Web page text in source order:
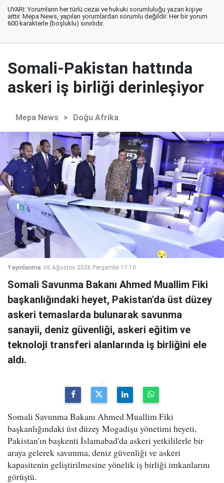
UYARI: Yorumların her türlü cezai ve hukuki sorumluluğu yazan kişiye
aittir. Mepa News, yapılan yorumlardan sorumlu değildir. Her bir yorum
600 karakterle (boşluklu) sınırlıdır.
Somali-Pakistan hattında
askeri iş birliği derinleşiyor
Mepa News > Doğu Afrika
Yayınlanma: 06 Ağustos 2026 Perşembe 17:10
Somali Savunma Bakanı Ahmed Muallim Fiki
başkanlığındaki heyet, Pakistan'da üst düzey
askeri temaslarda bulunarak savunma
sanayii, deniz güvenliği, askeri eğitim ve
teknoloji transferi alanlarında iş birliğini ele
aldı.
Somali Savunma Bakanı Ahmed Muallim Fiki
başkanlığındaki üst düzey Mogadişu yönetimi heyeti,
Pakistan'ın başkenti İslamabad'da askeri yetkililerle bir
araya gelerek savunma, deniz güvenliği ve askeri
kapasitenin geliştirilmesine yönelik iş birliği imkanlarını
görüştü.